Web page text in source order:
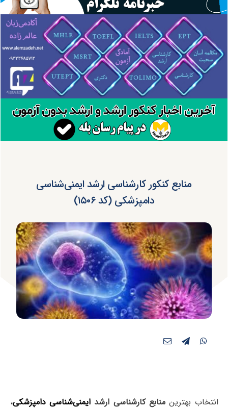
منابع کنکور کارشناسی ارشد ایمنی‌شناسی
دامپزشکی (کد ۱۵۰۶)
انتخاب بهترینمنابع کارشناسی ارشدایمنی‌شناسی دامپزشکی،